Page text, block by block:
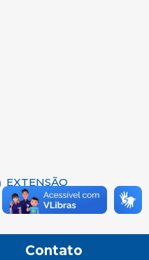
EXTENSÃO
Contato